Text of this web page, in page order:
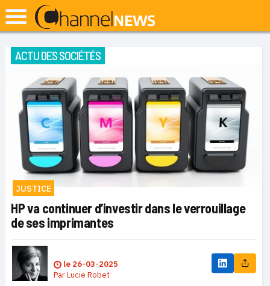
ACTU DES SOCIÉTÉS
JUSTICE
HP va continuer d’investir dans le verrouillage
de ses imprimantes
le 26-03-2025
ParLucie Robet